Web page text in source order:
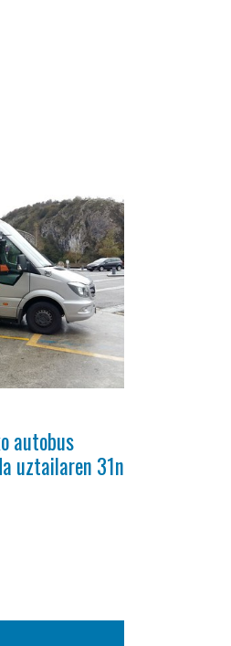
autobus
uztailaren 31n